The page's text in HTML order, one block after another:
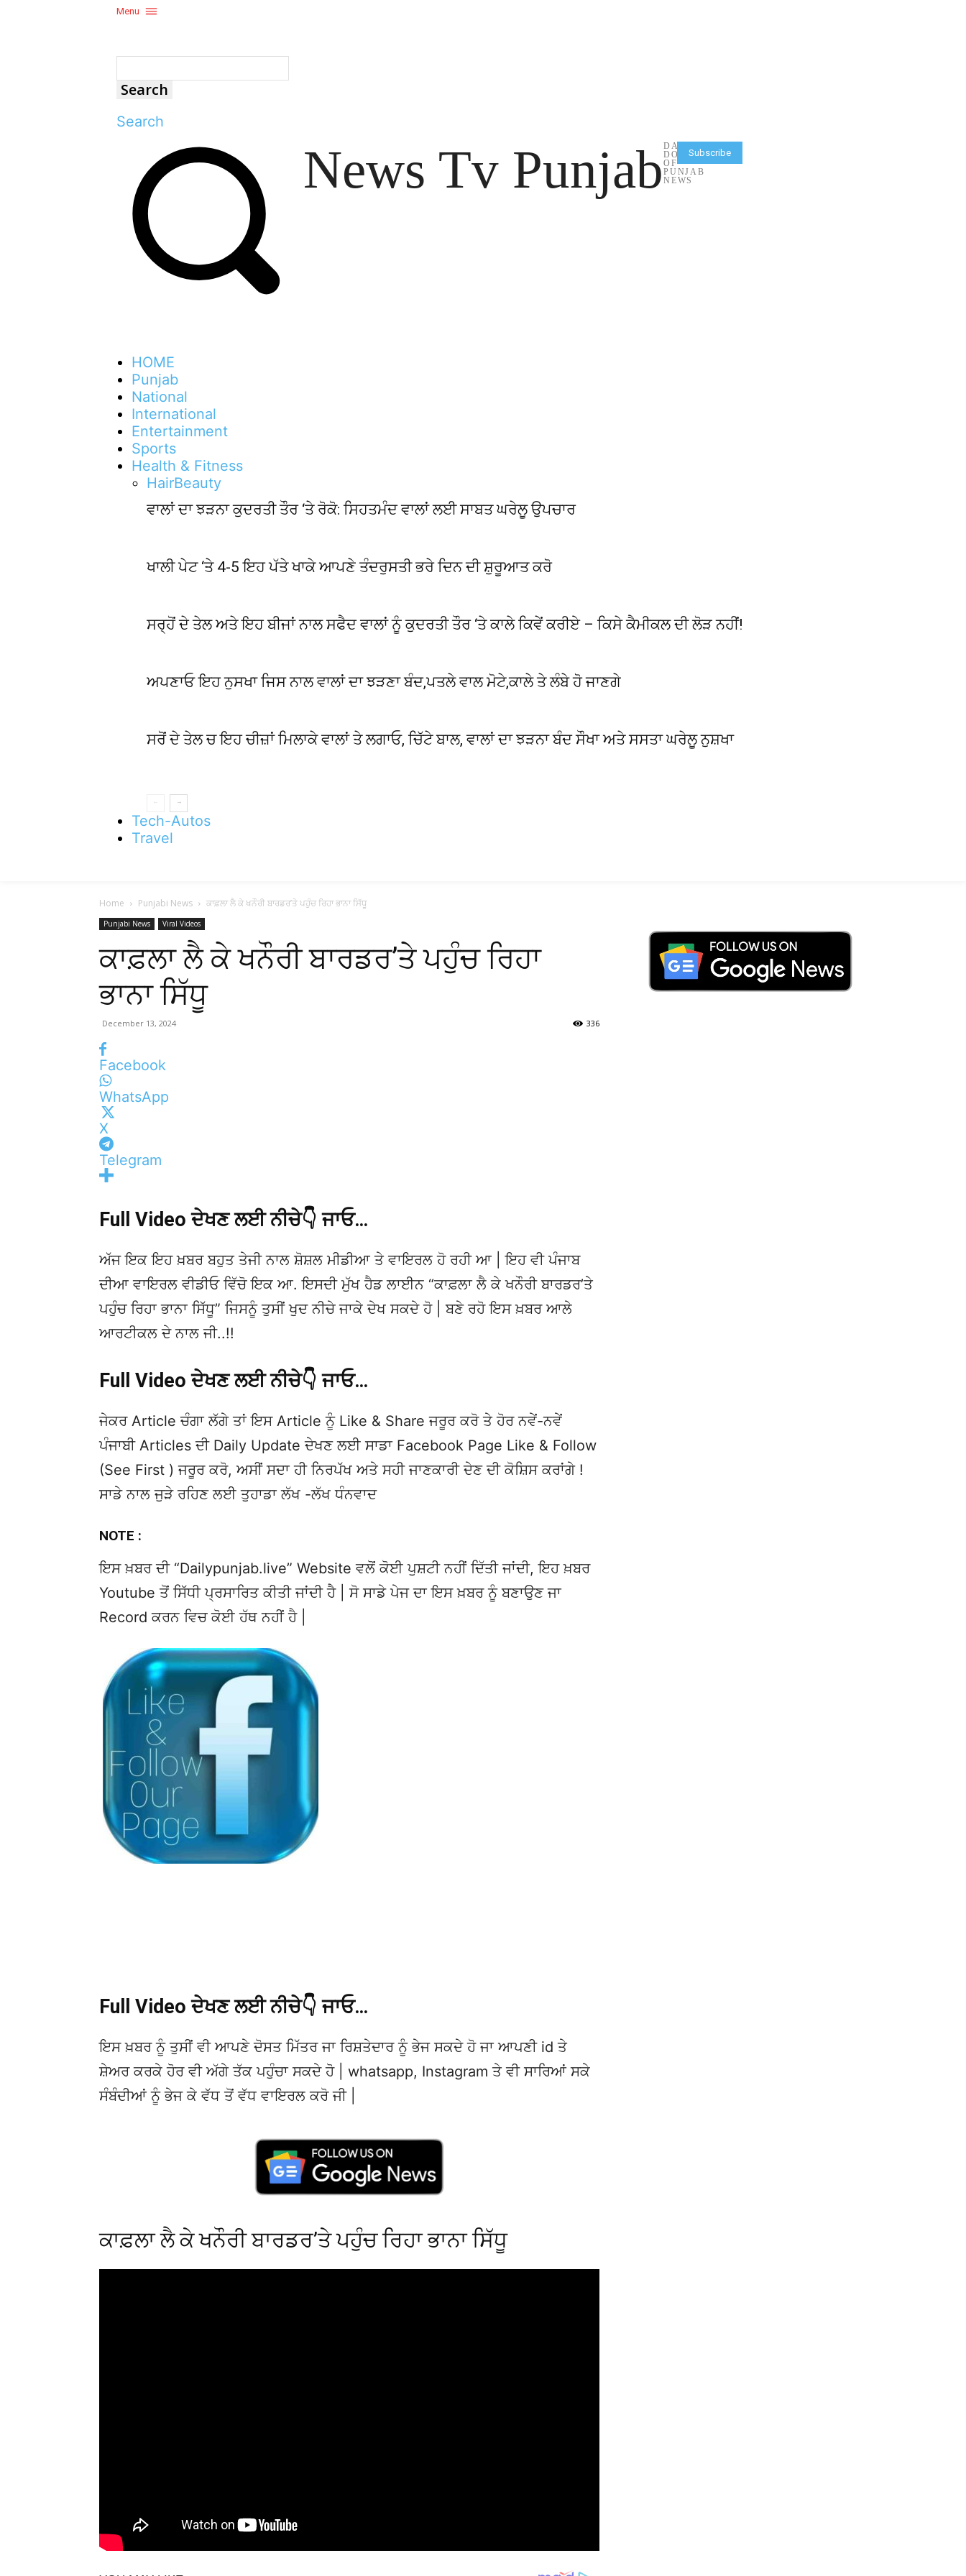
Menu
Search
Search
News Tv Punjab DAILY
DOSE
OF
PUNJAB
NEWS
Subscribe
HOME
Punjab
National
International
Entertainment
Sports
Health & Fitness
HairBeauty
ਵਾਲਾਂ ਦਾ ਝੜਨਾ ਕੁਦਰਤੀ ਤੌਰ ‘ਤੇ ਰੋਕੋ: ਸਿਹਤਮੰਦ ਵਾਲਾਂ ਲਈ ਸਾਬਤ ਘਰੇਲੂ ਉਪਚਾਰ
ਖਾਲੀ ਪੇਟ ‘ਤੇ 4-5 ਇਹ ਪੱਤੇ ਖਾਕੇ ਆਪਣੇ ਤੰਦਰੁਸਤੀ ਭਰੇ ਦਿਨ ਦੀ ਸ਼ੁਰੂਆਤ ਕਰੋ
ਸਰ੍ਹੋਂ ਦੇ ਤੇਲ ਅਤੇ ਇਹ ਬੀਜਾਂ ਨਾਲ ਸਫੈਦ ਵਾਲਾਂ ਨੂੰ ਕੁਦਰਤੀ ਤੌਰ ‘ਤੇ ਕਾਲੇ ਕਿਵੇਂ ਕਰੀਏ – ਕਿਸੇ ਕੈਮੀਕਲ ਦੀ ਲੋੜ ਨਹੀਂ!
ਅਪਣਾਓ ਇਹ ਨੁਸਖਾ ਜਿਸ ਨਾਲ ਵਾਲਾਂ ਦਾ ਝੜਣਾ ਬੰਦ,ਪਤਲੇ ਵਾਲ ਮੋਟੇ,ਕਾਲੇ ਤੇ ਲੰਬੇ ਹੋ ਜਾਣਗੇ
ਸਰੋਂ ਦੇ ਤੇਲ ਚ ਇਹ ਚੀਜ਼ਾਂ ਮਿਲਾਕੇ ਵਾਲਾਂ ਤੇ ਲਗਾਓ, ਚਿੱਟੇ ਬਾਲ, ਵਾਲਾਂ ਦਾ ਝੜਨਾ ਬੰਦ ਸੌਖਾ ਅਤੇ ਸਸਤਾ ਘਰੇਲੂ ਨੁਸ਼ਖਾ
Tech-Autos
Travel
Home Punjabi News ਕਾਫ਼ਲਾ ਲੈ ਕੇ ਖਨੌਰੀ ਬਾਰਡਰ’ਤੇ ਪਹੁੰਚ ਰਿਹਾ ਭਾਨਾ ਸਿੱਧੂ
Punjabi News Viral Videos
ਕਾਫ਼ਲਾ ਲੈ ਕੇ ਖਨੌਰੀ ਬਾਰਡਰ’ਤੇ ਪਹੁੰਚ ਰਿਹਾ
ਭਾਨਾ ਸਿੱਧੂ
December 13, 2024 336
Facebook
WhatsApp
X
Telegram
Full Video ਦੇਖਣ ਲਈ ਨੀਚੇ👇 ਜਾਓ…
ਅੱਜ ਇਕ ਇਹ ਖ਼ਬਰ ਬਹੁਤ ਤੇਜੀ ਨਾਲ ਸ਼ੋਸ਼ਲ ਮੀਡੀਆ ਤੇ ਵਾਇਰਲ ਹੋ ਰਹੀ ਆ | ਇਹ ਵੀ ਪੰਜਾਬ
ਦੀਆ ਵਾਇਰਲ ਵੀਡੀਓ ਵਿੱਚੋ ਇਕ ਆ. ਇਸਦੀ ਮੁੱਖ ਹੈਡ ਲਾਈਨ “ਕਾਫ਼ਲਾ ਲੈ ਕੇ ਖਨੌਰੀ ਬਾਰਡਰ’ਤੇ
ਪਹੁੰਚ ਰਿਹਾ ਭਾਨਾ ਸਿੱਧੂ” ਜਿਸਨੂੰ ਤੁਸੀਂ ਖੁਦ ਨੀਚੇ ਜਾਕੇ ਦੇਖ ਸਕਦੇ ਹੋ | ਬਣੇ ਰਹੋ ਇਸ ਖ਼ਬਰ ਆਲੇ
ਆਰਟੀਕਲ ਦੇ ਨਾਲ ਜੀ..!!
Full Video ਦੇਖਣ ਲਈ ਨੀਚੇ👇 ਜਾਓ…
ਜੇਕਰ Article ਚੰਗਾ ਲੱਗੇ ਤਾਂ ਇਸ Article ਨੂੰ Like & Share ਜਰੂਰ ਕਰੋ ਤੇ ਹੋਰ ਨਵੇਂ-ਨਵੇਂ
ਪੰਜਾਬੀ Articles ਦੀ Daily Update ਦੇਖਣ ਲਈ ਸਾਡਾ Facebook Page Like & Follow
(See First ) ਜਰੂਰ ਕਰੋ, ਅਸੀਂ ਸਦਾ ਹੀ ਨਿਰਪੱਖ ਅਤੇ ਸਹੀ ਜਾਣਕਾਰੀ ਦੇਣ ਦੀ ਕੋਸ਼ਿਸ ਕਰਾਂਗੇ !
ਸਾਡੇ ਨਾਲ ਜੁੜੇ ਰਹਿਣ ਲਈ ਤੁਹਾਡਾ ਲੱਖ -ਲੱਖ ਧੰਨਵਾਦ
NOTE :
ਇਸ ਖ਼ਬਰ ਦੀ “Dailypunjab.live” Website ਵਲੋਂ ਕੋਈ ਪੁਸ਼ਟੀ ਨਹੀਂ ਦਿੱਤੀ ਜਾਂਦੀ, ਇਹ ਖ਼ਬਰ
Youtube ਤੋਂ ਸਿੱਧੀ ਪ੍ਰਸਾਰਿਤ ਕੀਤੀ ਜਾਂਦੀ ਹੈ | ਸੋ ਸਾਡੇ ਪੇਜ ਦਾ ਇਸ ਖ਼ਬਰ ਨੂੰ ਬਣਾਉਣ ਜਾ
Record ਕਰਨ ਵਿਚ ਕੋਈ ਹੱਥ ਨਹੀਂ ਹੈ |
Full Video ਦੇਖਣ ਲਈ ਨੀਚੇ👇 ਜਾਓ…
ਇਸ ਖ਼ਬਰ ਨੂੰ ਤੁਸੀਂ ਵੀ ਆਪਣੇ ਦੋਸਤ ਮਿੱਤਰ ਜਾ ਰਿਸ਼ਤੇਦਾਰ ਨੂੰ ਭੇਜ ਸਕਦੇ ਹੋ ਜਾ ਆਪਣੀ id ਤੇ
ਸ਼ੇਅਰ ਕਰਕੇ ਹੋਰ ਵੀ ਅੱਗੇ ਤੱਕ ਪਹੁੰਚਾ ਸਕਦੇ ਹੋ | whatsapp, Instagram ਤੇ ਵੀ ਸਾਰਿਆਂ ਸਕੇ
ਸੰਬੰਦੀਆਂ ਨੂੰ ਭੇਜ ਕੇ ਵੱਧ ਤੋਂ ਵੱਧ ਵਾਇਰਲ ਕਰੋ ਜੀ |
ਕਾਫ਼ਲਾ ਲੈ ਕੇ ਖਨੌਰੀ ਬਾਰਡਰ’ਤੇ ਪਹੁੰਚ ਰਿਹਾ ਭਾਨਾ ਸਿੱਧੂ